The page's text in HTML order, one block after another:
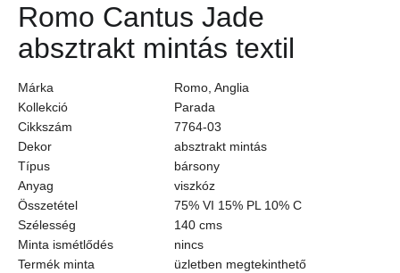
Romo Cantus Jade
absztrakt mintás textil
Márka
Romo, Anglia
Kollekció
Parada
Cikkszám
7764-03
Dekor
absztrakt mintás
Típus
bársony
Anyag
viszkóz
Összetétel
75% VI 15% PL 10% C
Szélesség
140 cms
Minta ismétlődés
nincs
Termék minta
üzletben megtekinthető